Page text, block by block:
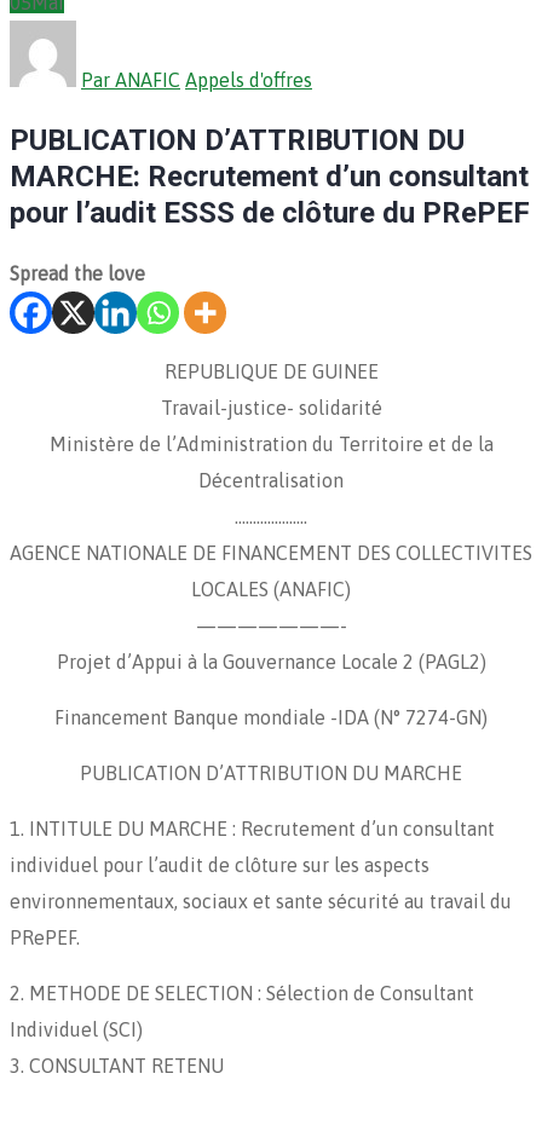
Par ANAFIC Appels d'offres
PUBLICATION D’ATTRIBUTION DU
MARCHE: Recrutement d’un consultant
pour l’audit ESSS de clôture du PRePEF
Spread the love
REPUBLIQUE DE GUINEE
Travail-justice- solidarité
Ministère de l’Administration du Territoire et de la
Décentralisation
………………..
AGENCE NATIONALE DE FINANCEMENT DES COLLECTIVITES
LOCALES (ANAFIC)
———————-
Projet d’Appui à la Gouvernance Locale 2 (PAGL2)
Financement Banque mondiale -IDA (N° 7274-GN)
PUBLICATION D’ATTRIBUTION DU MARCHE
1. INTITULE DU MARCHE : Recrutement d’un consultant
individuel pour l’audit de clôture sur les aspects
environnementaux, sociaux et sante sécurité au travail du
PRePEF.
2. METHODE DE SELECTION : Sélection de Consultant
Individuel (SCI)
3. CONSULTANT RETENU